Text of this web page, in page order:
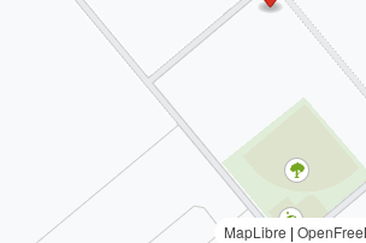
MapLibre |